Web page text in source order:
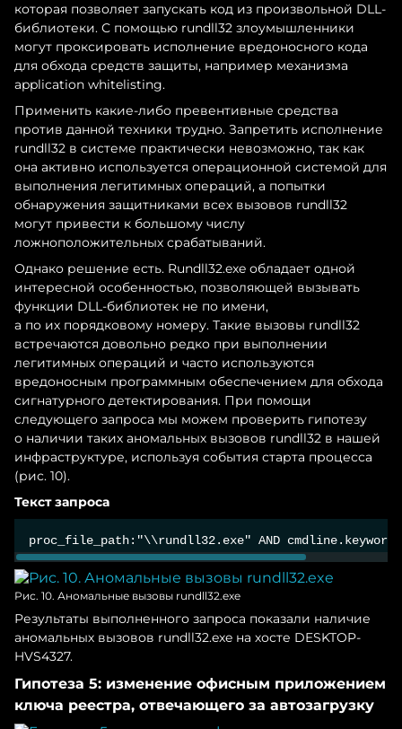
которая позволяет запускать код из произвольной DLL-
библиотеки. С помощью rundll32 злоумышленники
могут проксировать исполнение вредоносного кода
для обхода средств защиты, например механизма
application whitelisting.
Применить какие-либо превентивные средства
против данной техники трудно. Запретить исполнение
rundll32 в системе практически невозможно, так как
она активно используется операционной системой для
выполнения легитимных операций, а попытки
обнаружения защитниками всех вызовов rundll32
могут привести к большому числу
ложноположительных срабатываний.
Однако решение есть. Rundll32.exe обладает одной
интересной особенностью, позволяющей вызывать
функции DLL-библиотек не по имени,
а по их порядковому номеру. Такие вызовы rundll32
встречаются довольно редко при выполнении
легитимных операций и часто используются
вредоносным программным обеспечением для обхода
сигнатурного детектирования. При помощи
следующего запроса мы можем проверить гипотезу
о наличии таких аномальных вызовов rundll32 в нашей
инфраструктуре, используя события старта процесса
(рис. 10).
Текст запроса
proc_file_path:"\\rundll32.exe" AND
Рис. 10. Аномальные вызовы rundll32.exe
Результаты выполненного запроса показали наличие
аномальных вызовов rundll32.exe на хосте DESKTOP-
HVS4327.
Гипотеза 5: изменение офисным приложением
ключа реестра, отвечающего за автозагрузку